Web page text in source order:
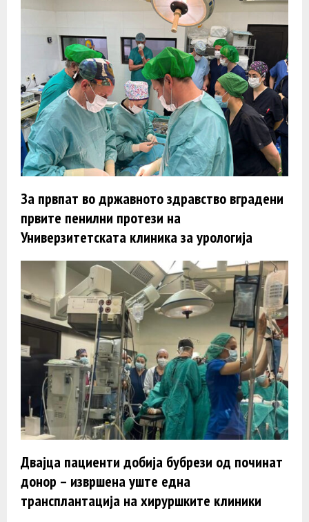
За првпат во државното здравство вградени
првите пенилни протези на
Универзитетската клиника за урологија
Двајца пациенти добија бубрези од починат
донор – извршена уште една
трансплантација на хируршките клиники